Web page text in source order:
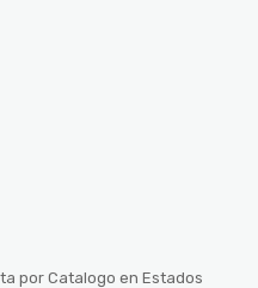
por Catalogo en Estados